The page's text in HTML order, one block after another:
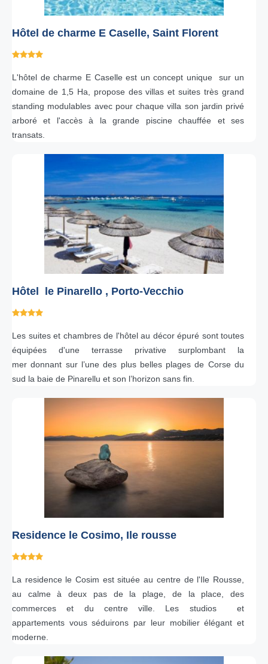
Hôtel de charme E Caselle, Saint Florent
L'hôtel de charme E Caselle est un concept unique sur un
domaine de 1,5 Ha, propose des villas et suites très grand
standing modulables avec pour chaque villa son jardin privé
arboré et l'accès à la grande piscine chauffée et ses
transats.
Hôtel le Pinarello , Porto-Vecchio
Les suites et chambres de l'hôtel au décor épuré sont toutes
équipées d'une terrasse privative surplombant la
mer donnant sur l’une des plus belles plages de Corse du
sud la baie de Pinarellu et son l’horizon sans fin.
Residence le Cosimo, Ile rousse
La residence le Cosim est située au centre de l'Ile Rousse,
au calme à deux pas de la plage, de la place, des
commerces et du centre ville. Les studios et
appartements vous séduirons par leur mobilier élégant et
moderne.